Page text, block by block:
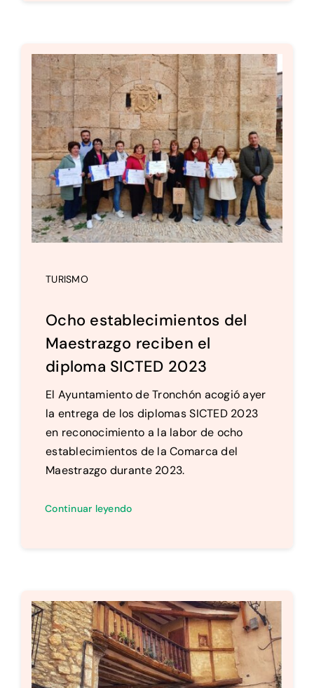
TURISMO
Ocho establecimientos del
Maestrazgo reciben el
diploma SICTED 2023
El Ayuntamiento de Tronchón acogió ayer
la entrega de los diplomas SICTED 2023
en reconocimiento a la labor de ocho
establecimientos de la Comarca del
Maestrazgo durante 2023.
Continuar leyendo